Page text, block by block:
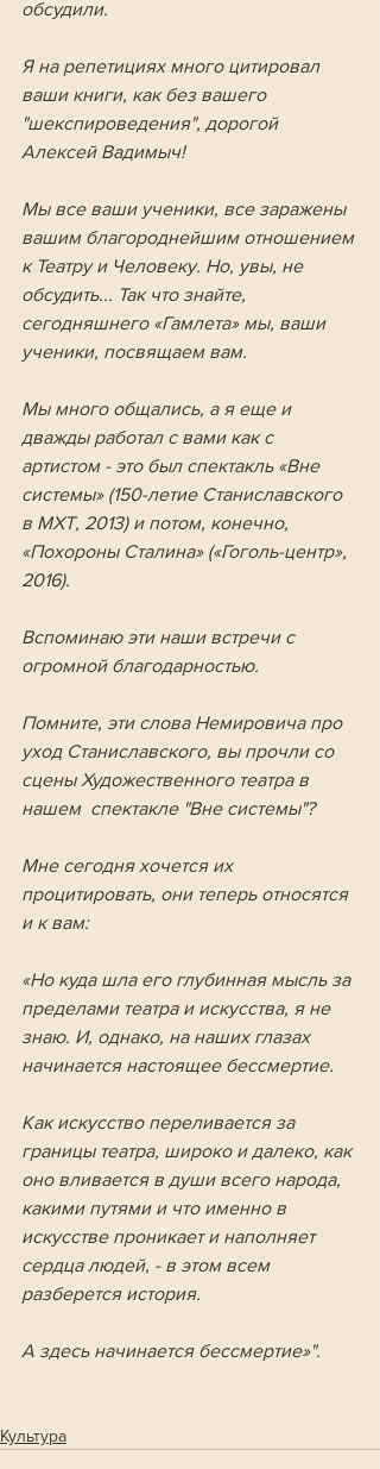
обсудили.
Я на репетициях много цитировал
ваши книги, как без вашего
"шекспироведения", дорогой
Алексей Вадимыч!
Мы все ваши ученики, все заражены
вашим благороднейшим отношением
к Театру и Человеку. Но, увы, не
обсудить... Так что знайте,
сегодняшнего «Гамлета» мы, ваши
ученики, посвящаем вам.
Мы много общались, а я еще и
дважды работал с вами как с
артистом - это был спектакль «Вне
системы» (150-летие Станиславского
в МХТ, 2013) и потом, конечно,
«Похороны Сталина» («Гоголь-центр»,
2016).
Вспоминаю эти наши встречи с
огромной благодарностью.
Помните, эти слова Немировича про
уход Станиславского, вы прочли со
сцены Художественного театра в
нашем  спектакле "Вне системы"?
Мне сегодня хочется их
процитировать, они теперь относятся
и к вам:
«Но куда шла его глубинная мысль за
пределами театра и искусства, я не
знаю. И, однако, на наших глазах
начинается настоящее бессмертие.
Как искусство переливается за
границы театра, широко и далеко, как
оно вливается в души всего народа,
какими путями и что именно в
искусстве проникает и наполняет
сердца людей, - в этом всем
разберется история.
А здесь начинается бессмертие»".
Культура